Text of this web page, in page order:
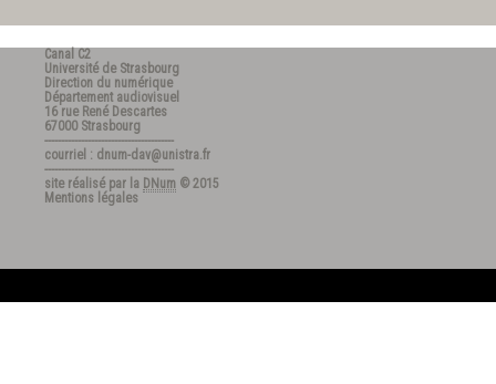
Canal C2
Université de Strasbourg
Direction du numérique
Département audiovisuel
16 rue René Descartes
67000 Strasbourg
---------------------------------------
courriel : dnum-dav@unistra.fr
---------------------------------------
site réalisé par la DNum © 2015
Mentions légales